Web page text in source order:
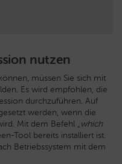
nutzen
müssen Sie sich mit
Es wird empfohlen, die
durchzuführen. Auf
werden, wenn die
Mit dem Befehl „which
Tool bereits installiert ist.
Betriebssystem mit dem